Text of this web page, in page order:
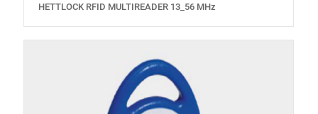
HETTLOCK RFID MULTIREADER 13_56 MHz